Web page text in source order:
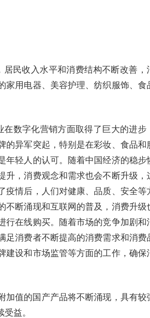
居民收入水平和消费结构不断改善，
家用电器、美容护理、纺织服饰、食
数字化营销方面取得了巨大的进步
的异军突起，特别是在彩妆、食品和
年轻人的认可。随着中国经济的稳步
升，消费观念和需求也会不断升级，
疫情后，人们对健康、品质、安全等
不断涌现和互联网的普及，消费升级
行在线购买。随着市场的竞争加剧和
足消费者不断提高的消费需求和消费
建设和市场监管等方面的工作，确保
加值的国产产品将不断涌现，具有较
益。